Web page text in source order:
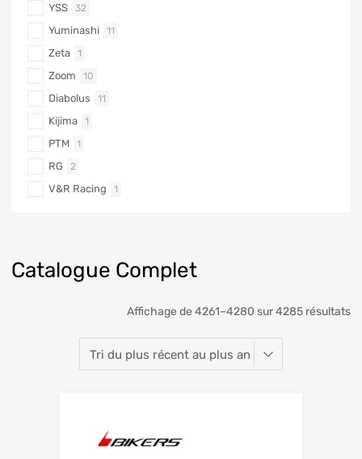
Catalogue Complet
Affichage de 4261–4280 sur 4285 résultats
YSS 32
Yuminashi 11
Zeta 1
Zoom 10
Diabolus 11
Kijima 1
PTM 1
RG 2
V&R Racing 1